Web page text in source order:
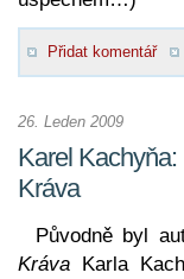
Přidat komentář
26. Leden 2009
Karel Kachyňa:
Kráva
Původně byl
Kráva Karla